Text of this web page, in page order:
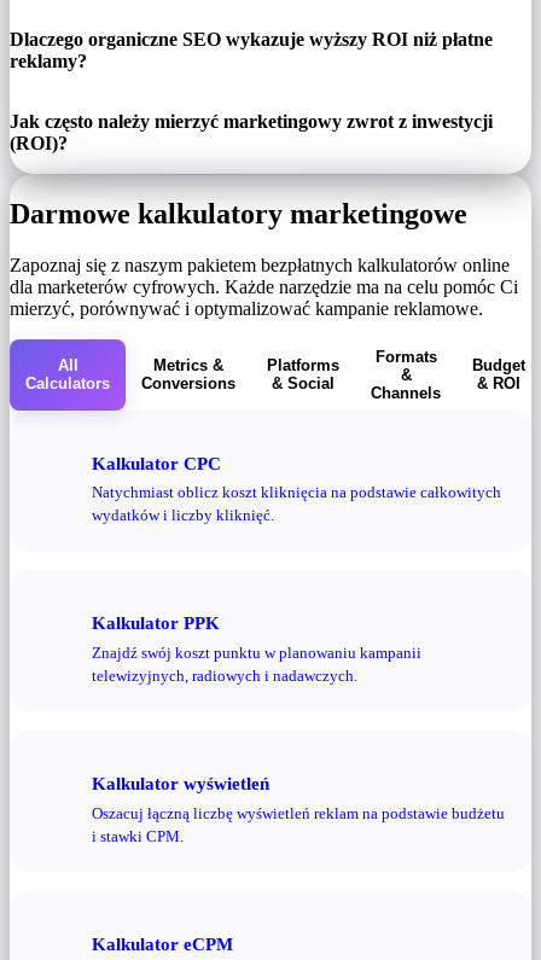
Dlaczego organiczne SEO wykazuje wyższy ROI niż płatne
reklamy?
Jak często należy mierzyć marketingowy zwrot z inwestycji
(ROI)?
Darmowe kalkulatory marketingowe
Zapoznaj się z naszym pakietem bezpłatnych kalkulatorów online
dla marketerów cyfrowych. Każde narzędzie ma na celu pomóc Ci
mierzyć, porównywać i optymalizować kampanie reklamowe.
All
Calculators
Metrics &
Conversions
Platforms
& Social
Formats
&
Channels
Budget
& ROI
Kalkulator CPC
Natychmiast oblicz koszt kliknięcia na podstawie całkowitych
wydatków i liczby kliknięć.
Kalkulator PPK
Znajdź swój koszt punktu w planowaniu kampanii
telewizyjnych, radiowych i nadawczych.
Kalkulator wyświetleń
Oszacuj łączną liczbę wyświetleń reklam na podstawie budżetu
i stawki CPM.
Kalkulator eCPM